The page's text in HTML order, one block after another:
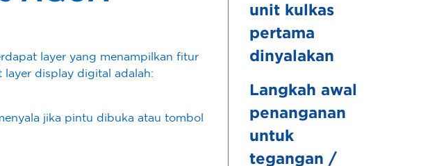
layer yang menampilkan fitur
display digital adalah:
jika pintu dibuka atau tombol
unit kulkas
pertama
dinyalakan
Langkah awal
penanganan
untuk
tegangan /